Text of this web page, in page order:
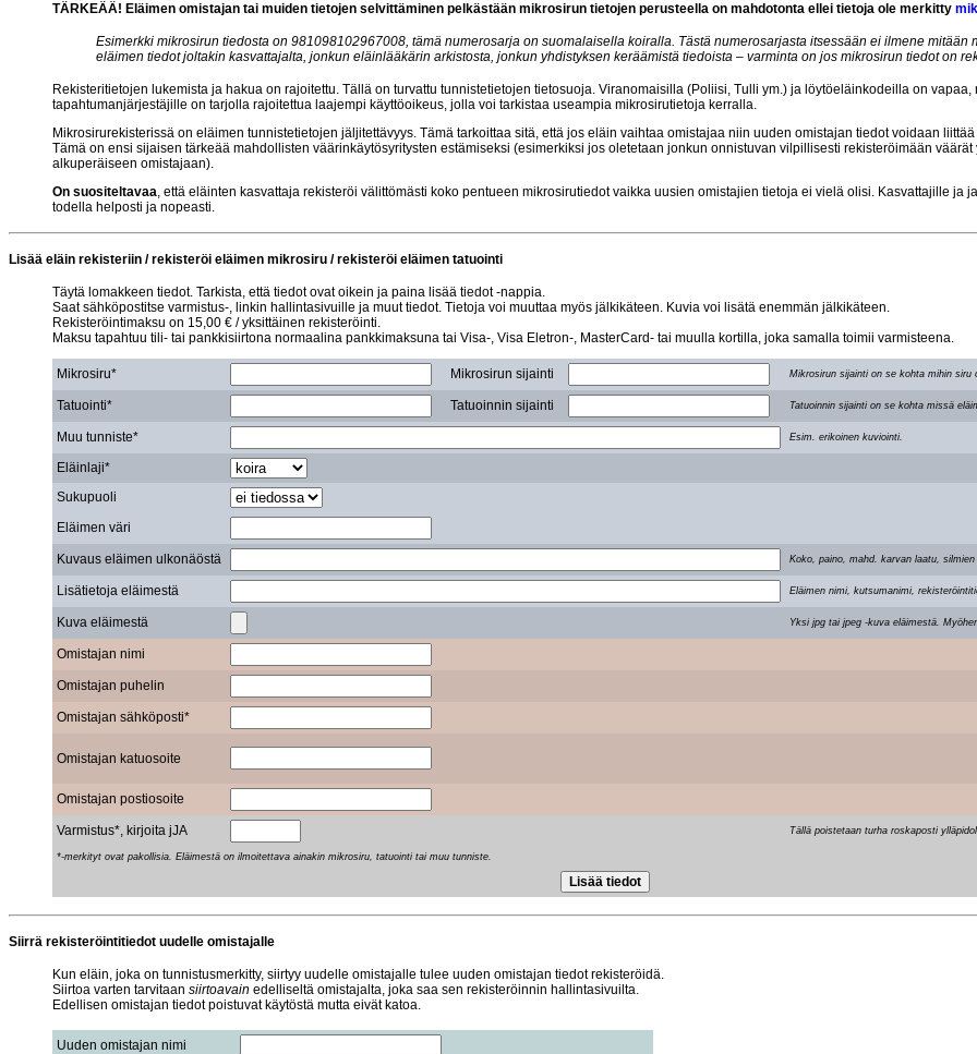
TÄRKEÄÄ! Eläimen omistajan tai muiden tietojen selvittäminen pelkästään mikrosirun tietojen perusteella on mahdotonta ellei tietoja ole merkitty
Esimerkki mikrosirun tiedosta on 981098102967008, tämä numerosarja on suomalaisella koiralla. Tästä numerosarjasta itsessään ei ilmene
eläimen tiedot joltakin kasvattajalta, jonkun eläinlääkärin arkistosta, jonkun yhdistyksen keräämistä tiedoista – varminta on jos mikrosirun tiedot on
Rekisteritietojen lukemista ja hakua on rajoitettu. Tällä on turvattu tunnistetietojen tietosuoja. Viranomaisilla (Poliisi, Tulli ym.) ja löytöeläinkodeilla on
tapahtumanjärjestäjille on tarjolla rajoitettua laajempi käyttöoikeus, jolla voi tarkistaa useampia mikrosirutietoja kerralla.
Mikrosirurekisterissä on eläimen tunnistetietojen jäljitettävyys. Tämä tarkoittaa sitä, että jos eläin vaihtaa omistajaa niin uuden omistajan tiedot voidaan
Tämä on ensi sijaisen tärkeää mahdollisten väärinkäytösyritysten estämiseksi (esimerkiksi jos oletetaan jonkun onnistuvan vilpillisesti rekisteröimään
alkuperäiseen omistajaan).
On suositeltavaa, että eläinten kasvattaja rekisteröi välittömästi koko pentueen mikrosirutiedot vaikka uusien omistajien tietoja ei vielä olisi. Kasvattajille
todella helposti ja nopeasti.
Lisää eläin rekisteriin / rekisteröi eläimen mikrosiru / rekisteröi eläimen tatuointi
Täytä lomakkeen tiedot. Tarkista, että tiedot ovat oikein ja paina lisää tiedot -nappia.
Saat sähköpostitse varmistus-, linkin hallintasivuille ja muut tiedot. Tietoja voi muuttaa myös jälkikäteen. Kuvia voi lisätä enemmän jälkikäteen.
Rekisteröintimaksu on 15,00 € / yksittäinen rekisteröinti.
Maksu tapahtuu tili- tai pankkisiirtona normaalina pankkimaksuna tai Visa-, Visa Eletron-, MasterCard- tai muulla kortilla, joka samalla toimii varmisteena.
Mikrosiru* Mikrosirun sijainti Mikrosirun sijainti on se kohta mihin
Tatuointi* Tatuoinnin sijainti Tatuoinnin sijainti on se kohta missä
Muu tunniste* Esim. erikoinen kuviointi.
Eläinlaji*
Sukupuoli
Eläimen väri
Kuvaus eläimen ulkonäöstä Koko, paino, mahd. karvan laatu,
Lisätietoja eläimestä Eläimen nimi, kutsumanimi,
Kuva eläimestä Yksi jpg tai jpeg -kuva eläimestä.
Omistajan nimi
Omistajan puhelin
Omistajan sähköposti*
Omistajan katuosoite
Omistajan postiosoite
Varmistus*, kirjoita jJA Tällä poistetaan turha roskaposti
*-merkityt ovat pakollisia. Eläimestä on ilmoitettava ainakin mikrosiru, tatuointi tai muu tunniste.
Siirrä rekisteröintitiedot uudelle omistajalle
Kun eläin, joka on tunnistusmerkitty, siirtyy uudelle omistajalle tulee uuden omistajan tiedot rekisteröidä.
Siirtoa varten tarvitaan siirtoavain edelliseltä omistajalta, joka saa sen rekisteröinnin hallintasivuilta.
Edellisen omistajan tiedot poistuvat käytöstä mutta eivät katoa.
Uuden omistajan nimi